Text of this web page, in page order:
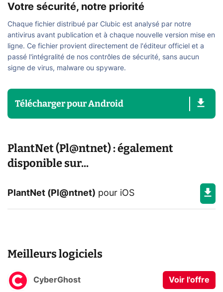
Votre sécurité, notre priorité
Chaque fichier distribué par Clubic est analysé par notre
antivirus avant publication et à chaque nouvelle version mise en
ligne. Ce fichier provient directement de l'éditeur officiel et a
passé l'intégralité de nos contrôles de sécurité, sans aucun
signe de virus, malware ou spyware.
TéléchargerpourAndroid
PlantNet (Pl@ntnet) : également
disponible sur...
PlantNet (Pl@ntnet) pour iOS
Meilleurs logiciels
CyberGhost Voir l'offre